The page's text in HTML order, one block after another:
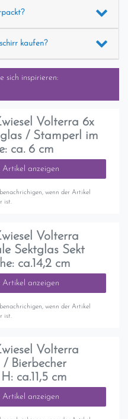
kaufen?
sich inspirieren:
Volterra 6x
/ Stamperl im
ca. 6 cm
Artikel anzeigen
wenn der Artikel
ist.
Volterra
Sektglas Sekt
ca.14,2 cm
Artikel anzeigen
wenn der Artikel
ist.
Volterra
Bierbecher
ca.11,5 cm
Artikel anzeigen